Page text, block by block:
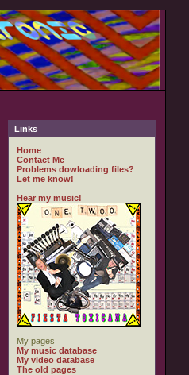
Links
Home
Contact Me
Problems dowloading files?
Let me know!
Hear my music!
My pages
My music database
My video database
The old pages